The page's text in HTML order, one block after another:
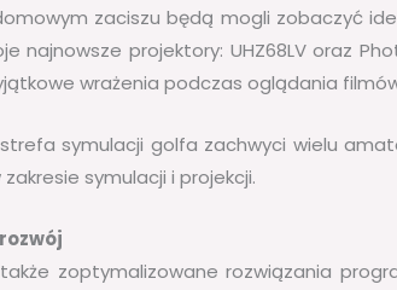
zaciszu będą mogli zobaczyć
najnowsze projektory: UHZ68LV oraz
wrażenia podczas oglądania
symulacji golfa zachwyci wielu
symulacji i projekcji.
zoptymalizowane rozwiązania